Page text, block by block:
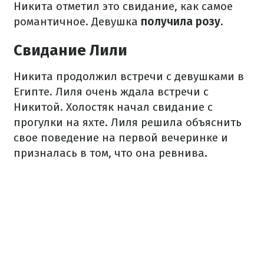
Никита отметил это свидание, как самое
романтичное. Девушка получила розу.
Свидание Лили
Никита продолжил встречи с девушками в
Египте. Лиля очень ждала встречи с
Никитой. Холостяк начал свидание с
прогулки на яхте. Лиля решила объяснить
свое поведение на первой вечеринке и
призналась в том, что она ревнива.